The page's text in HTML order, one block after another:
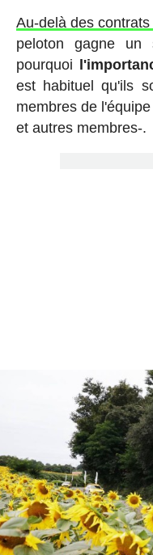
Au-delà des
peloton gagne un
pourquoi
est habituel qu'ils
membres de
et autres membres-.